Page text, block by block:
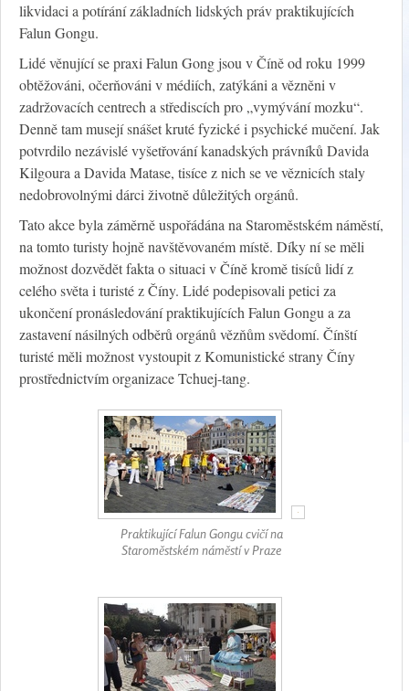
likvidaci a potírání základních lidských práv praktikujících
Falun Gongu.
Lidé věnující se praxi Falun Gong jsou v Číně od roku 1999
obtěžováni, očerňováni v médiích, zatýkáni a vězněni v
zadržovacích centrech a střediscích pro „vymývání mozku“.
Denně tam musejí snášet kruté fyzické i psychické mučení. Jak
potvrdilo nezávislé vyšetřování kanadských právníků Davida
Kilgoura a Davida Matase, tisíce z nich se ve věznicích staly
nedobrovolnými dárci životně důležitých orgánů.
Tato akce byla záměrně uspořádána na Staroměstském náměstí,
na tomto turisty hojně navštěvovaném místě. Díky ní se měli
možnost dozvědět fakta o situaci v Číně kromě tisíců lidí z
celého světa i turisté z Číny. Lidé podepisovali petici za
ukončení pronásledování praktikujících Falun Gongu a za
zastavení násilných odběrů orgánů vězňům svědomí. Čínští
turisté měli možnost vystoupit z Komunistické strany Číny
prostřednictvím organizace Tchuej-tang.
Praktikující Falun Gongu cvičí na
Staroměstském náměstí v Praze